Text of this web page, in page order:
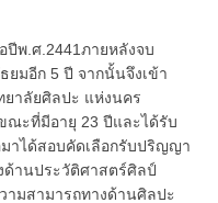
.ศ.2441ภายหลังจบ
ยมอีก 5 ปี จากนั้นจึงเข้า
ยาลัยศิลปะ แห่งนคร
ณะที่มีอายุ 23 ปีและได้รับ
าได้สอบคัดเลือกรับปริญญา
ด้านประวัติศาสตร์ศิลป์
มสามารถทางด้านศิลปะ